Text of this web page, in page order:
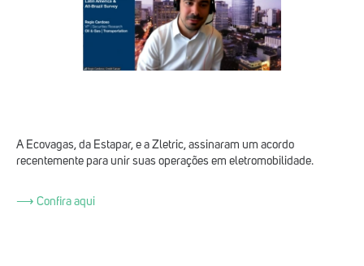
A Ecovagas, da Estapar, e a Zletric, assinaram um acordo
recentemente para unir suas operações em eletromobilidade.
⟶ Confira aqui